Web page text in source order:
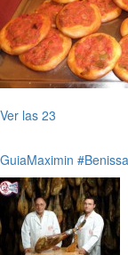
Ver las 23
GuiaMaximin #Benissa